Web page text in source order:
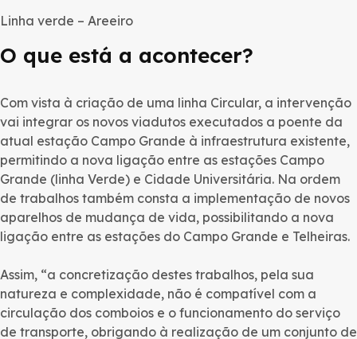
Linha verde – Areeiro
O que está a acontecer?
Com vista à criação de uma linha Circular, a intervenção
vai integrar os novos viadutos executados a poente da
atual estação Campo Grande à infraestrutura existente,
permitindo a nova ligação entre as estações Campo
Grande (linha Verde) e Cidade Universitária. Na ordem
de trabalhos também consta a implementação de novos
aparelhos de mudança de vida, possibilitando a nova
ligação entre as estações do Campo Grande e Telheiras.
Assim, “a concretização destes trabalhos, pela sua
natureza e complexidade, não é compatível com a
circulação dos comboios e o funcionamento do serviço
de transporte, obrigando à realização de um conjunto de